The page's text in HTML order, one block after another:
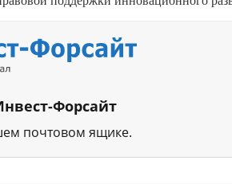
Форсайт
почтовом ящике.